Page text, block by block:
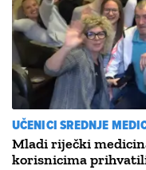
UČENICI SREDNJE
Mladi riječki
korisnicima